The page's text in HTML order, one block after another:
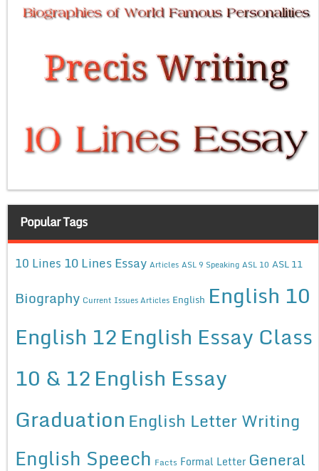
Popular Tags
10 Lines 10 Lines Essay Articles ASL 9 Speaking ASL 10 ASL 11
Biography Current Issues Articles English English 10
English 12English Essay Class
10 & 12English Essay
Graduation English Letter Writing
English Speech Facts Formal Letter General